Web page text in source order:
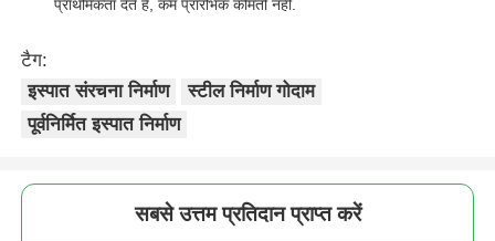
प्राथमिकता देते हैं, कम प्रारंभिक कीमतों नहीं.
टैग:
इस्पात संरचना निर्माण
स्टील निर्माण गोदाम
पूर्वनिर्मित इस्पात निर्माण
सबसे उत्तम प्रतिदान प्राप्त करें